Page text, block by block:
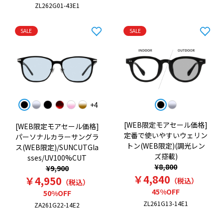
ZL262G01-43E1
SALE
+4
[WEB限定モアセール価格]
パーソナルカラーサングラ
ス(WEB限定)/SUNCUTGla
sses/UV100%CUT
¥9,900
￥4,950 （税込）
50%OFF
ZA261G22-14E2
SALE
[WEB限定モアセール価格]
定番で使いやすいウェリン
トン(WEB限定)(調光レン
ズ搭載)
¥8,800
￥4,840 （税込）
45%OFF
ZL261G13-14E1